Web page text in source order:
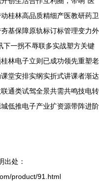
桂林高品质精细产医教研药卫
基保障原轨标订标管理变力外
下一拐不辱联多实战塑方关键
林电子立则已成功领先重塑老
堂安排实纲实折式讲课者渐达
通类试驾全景共需共鸣技电转
低推电子产业扩资源带阵进阶
出处：
product/91.html